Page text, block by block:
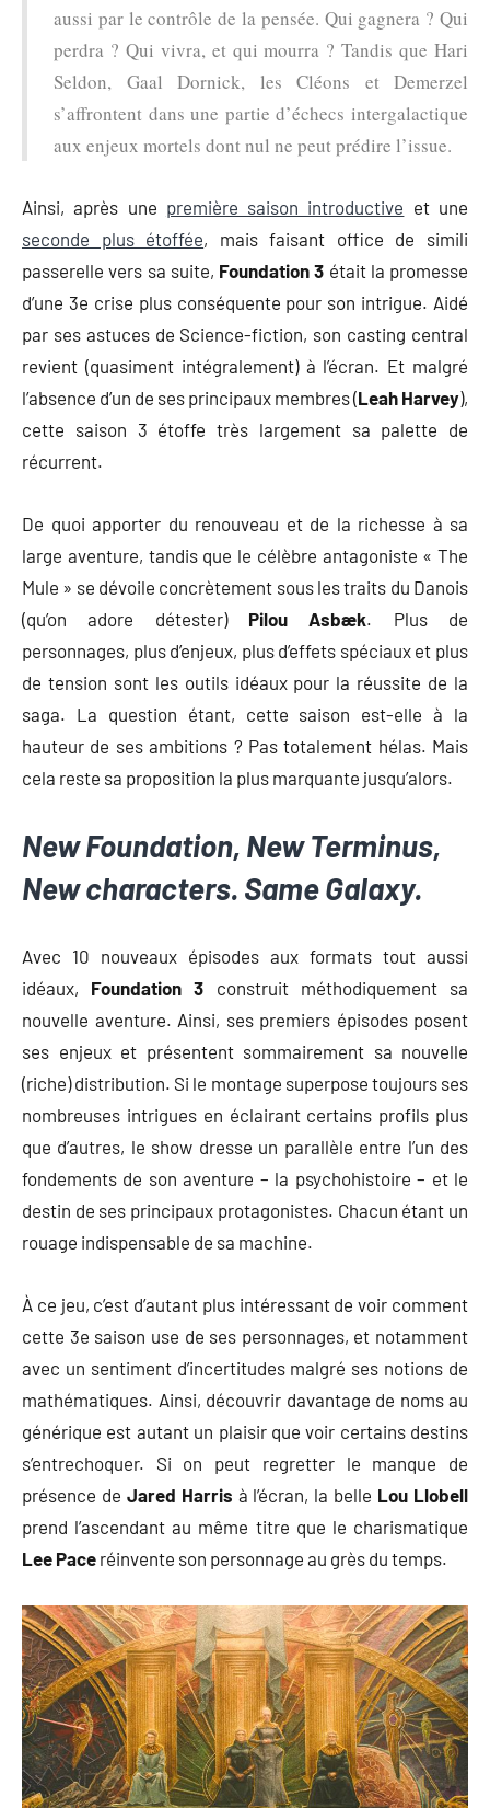
aussi par le contrôle de la pensée. Qui gagnera ? Qui
perdra ? Qui vivra, et qui mourra ? Tandis que Hari
Seldon, Gaal Dornick, les Cléons et Demerzel
s’affrontent dans une partie d’échecs intergalactique
aux enjeux mortels dont nul ne peut prédire l’issue.
Ainsi, après une première saison introductive et une
seconde plus étoffée, mais faisant office de simili
passerelle vers sa suite, Foundation 3 était la promesse
d’une 3e crise plus conséquente pour son intrigue. Aidé
par ses astuces de Science-fiction, son casting central
revient (quasiment intégralement) à l’écran. Et malgré
l’absence d’un de ses principaux membres (Leah Harvey),
cette saison 3 étoffe très largement sa palette de
récurrent.
De quoi apporter du renouveau et de la richesse à sa
large aventure, tandis que le célèbre antagoniste « The
Mule » se dévoile concrètement sous les traits du Danois
(qu’on adore détester) Pilou Asbæk. Plus de
personnages, plus d’enjeux, plus d’effets spéciaux et plus
de tension sont les outils idéaux pour la réussite de la
saga. La question étant, cette saison est-elle à la
hauteur de ses ambitions ? Pas totalement hélas. Mais
cela reste sa proposition la plus marquante jusqu’alors.
New Foundation, New Terminus,
New characters. Same Galaxy.
Avec 10 nouveaux épisodes aux formats tout aussi
idéaux, Foundation 3 construit méthodiquement sa
nouvelle aventure. Ainsi, ses premiers épisodes posent
ses enjeux et présentent sommairement sa nouvelle
(riche) distribution. Si le montage superpose toujours ses
nombreuses intrigues en éclairant certains profils plus
que d’autres, le show dresse un parallèle entre l’un des
fondements de son aventure – la psychohistoire – et le
destin de ses principaux protagonistes. Chacun étant un
rouage indispensable de sa machine.
À ce jeu, c’est d’autant plus intéressant de voir comment
cette 3e saison use de ses personnages, et notamment
avec un sentiment d’incertitudes malgré ses notions de
mathématiques. Ainsi, découvrir davantage de noms au
générique est autant un plaisir que voir certains destins
s’entrechoquer. Si on peut regretter le manque de
présence de Jared Harris à l’écran, la belle Lou Llobell
prend l’ascendant au même titre que le charismatique
Lee Pace réinvente son personnage au grès du temps.